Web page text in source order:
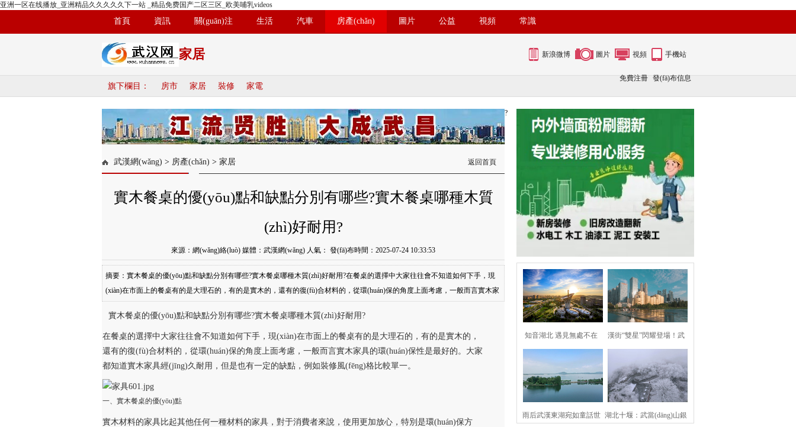
亚洲一区在线播放_亚洲精品久久久久久下一站 _精品免费国产二区三区_欧美哺乳videos
首頁 資訊 關(guān)注 生活 汽車 房產(chǎn) 圖片 公益 視頻 常識
家居 新浪微博 圖片 視頻 手機站
免費注冊 發(fā)布信息
旗下欄目： 房市 家居 裝修 家電
武漢網(wǎng) > 房產(chǎn) > 家居 返回首頁
實木餐桌的優(yōu)點和缺點分別有哪些?實木餐桌哪種木質
(zhì)好耐用?
來源：網(wǎng)絡(luò) 媒體：武漢網(wǎng) 人氣： 發(fā)布時間：2025-07-24 10:33:53
摘要：實木餐桌的優(yōu)點和缺點分別有哪些?實木餐桌哪種木質(zhì)好耐用?在餐桌的選擇中大家往往會不知道如何下手，現
(xiàn)在市面上的餐桌有的是大理石的，有的是實木的，還有的復(fù)合材料的，從環(huán)保的角度上面考慮，一般而言實木家
木餐桌的優(yōu)點實木材料的家具比起其他任何一種材料的家具，對于消費者來說，使用更加放心，特別是環(huán)保方面，
實木材料
實木餐桌的優(yōu)點和缺點分別有哪些?實木餐桌哪種木質(zhì)好耐用?
在餐桌的選擇中大家往往會不知道如何下手，現(xiàn)在市面上的餐桌有的是大理石的，有的是實木的，
還有的復(fù)合材料的，從環(huán)保的角度上面考慮，一般而言實木家具的環(huán)保性是最好的。大家
都知道實木家具經(jīng)久耐用，但是也有一定的缺點，例如裝修風(fēng)格比較單一。
一、實木餐桌的優(yōu)點
實木材料的家具比起其他任何一種材料的家具，對于消費者來說，使用更加放心，特別是環(huán)保方
?
知音湖北 遇見無處不在 漢街“雙星”閃耀登場！武
漢兩處地標(biāo)煥新亮相
雨后武漢東湖宛如童話世 湖北十堰：武當(dāng)山銀